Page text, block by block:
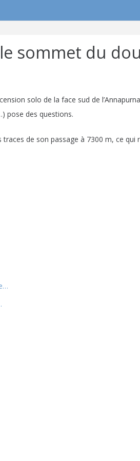
sommet du
solo de la face sud de
pose des questions.
de son passage à 7300 m, ce qui